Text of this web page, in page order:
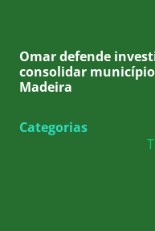
Omar defende
consolidar
Madeira
Categorias